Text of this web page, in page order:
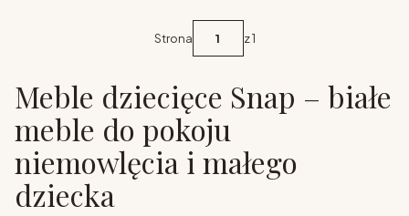
Strona z 1
Meble dziecięce Snap – białe
meble do pokoju
niemowlęcia i małego
dziecka